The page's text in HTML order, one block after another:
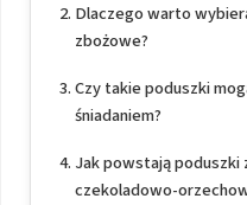
Dlaczego warto
zbożowe?
Czy takie poduszki
śniadaniem?
Jak powstają poduszki
czekoladowo-